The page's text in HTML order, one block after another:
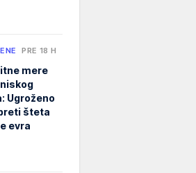
PRE 18 H
mere
Ugroženo
šteta
evra